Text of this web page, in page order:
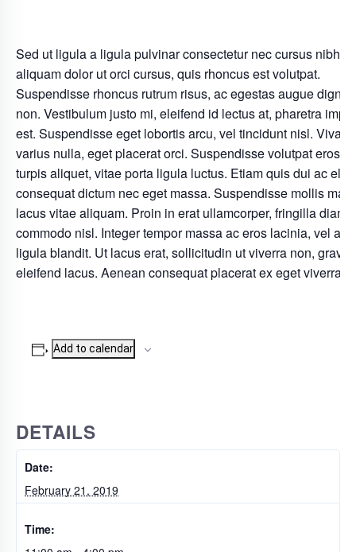
Sed ut ligula a ligula pulvinar consectetur nec cursus nibh.
aliquam dolor ut orci cursus, quis rhoncus est volutpat.
Suspendisse rhoncus rutrum risus, ac egestas augue
non. Vestibulum justo mi, eleifend id lectus at, pharetra
est. Suspendisse eget lobortis arcu, vel tincidunt nisl.
varius nulla, eget placerat orci. Suspendisse volutpat eros
turpis aliquet, vitae porta ligula luctus. Etiam quis dui ac elit
consequat dictum nec eget massa. Suspendisse mollis
lacus vitae aliquam. Proin in erat ullamcorper, fringilla diam
commodo nisl. Integer tempor massa ac eros lacinia, vel
ligula blandit. Ut lacus erat, sollicitudin ut viverra non,
eleifend lacus. Aenean consequat placerat ex eget viverra.
Add to calendar
DETAILS
Date:
February 21, 2019
Time: